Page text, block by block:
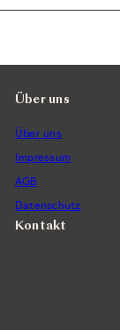
Über uns
Über uns
Impressum
AGB
Datenschutz
Kontakt